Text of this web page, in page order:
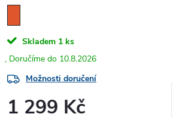
Skladem 1 ks
10.8.2026
Možnosti doručení
1 299 Kč